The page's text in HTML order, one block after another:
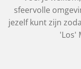
sfeervolle
jezelf kunt zijn
'Los'